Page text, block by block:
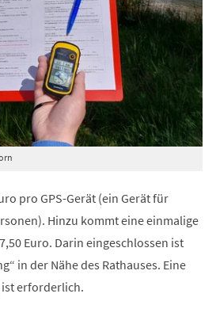
pro GPS-Gerät (ein Gerät für
Hinzu kommt eine einmalige
Euro. Darin eingeschlossen ist
in der Nähe des Rathauses. Eine
erforderlich.